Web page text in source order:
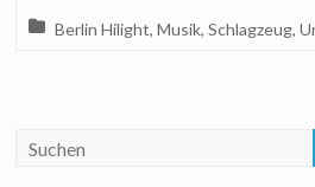
Berlin Hilight,Musik,Schlagzeug,